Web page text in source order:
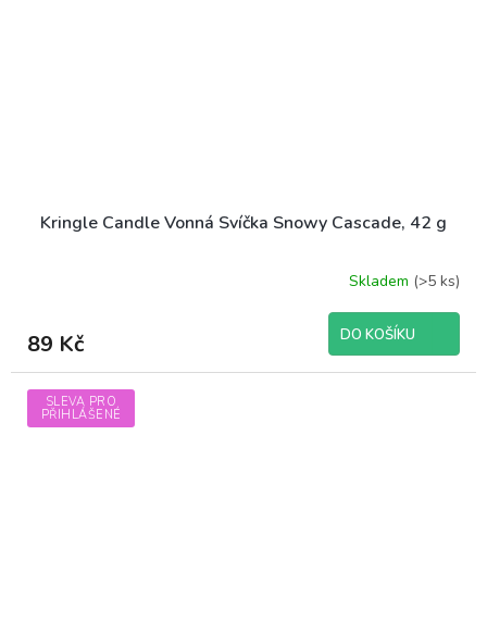
Kringle Candle Vonná Svíčka Snowy Cascade, 42 g
Skladem (>5 ks)
89 Kč DO KOŠÍKU
SLEVA PRO
PŘIHLÁŠENÉ